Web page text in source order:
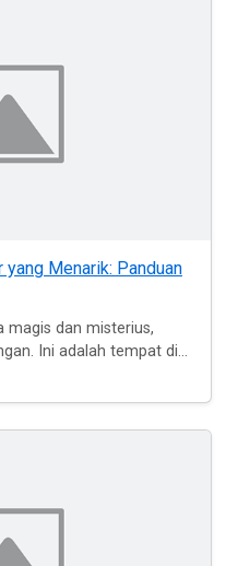
Menarik: Panduan
magis dan misterius,
Ini adalah tempat di...